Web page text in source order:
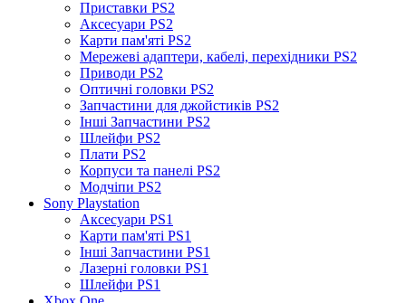
Приставки PS2
Аксесуари PS2
Карти пам'яті PS2
Мережеві адаптери, кабелі, перехідники PS2
Приводи PS2
Оптичні головки PS2
Запчастини для джойстиків PS2
Інші Запчастини PS2
Шлейфи PS2
Плати PS2
Корпуси та панелі PS2
Модчіпи PS2
Sony Playstation
Аксесуари PS1
Карти пам'яті PS1
Інші Запчастини PS1
Лазерні головки PS1
Шлейфи PS1